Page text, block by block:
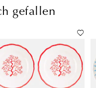
gefallen